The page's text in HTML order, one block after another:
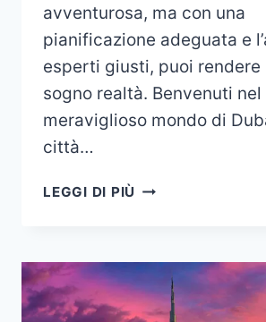
avventurosa, ma con una
pianificazione adeguata e
esperti giusti, puoi rendere
sogno realtà. Benvenuti nel
meraviglioso mondo di
città…
LEGGI DI PIÙ COME
DUBAI?